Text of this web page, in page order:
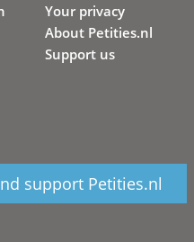
Your privacy
About Petities.nl
Support us
support Petities.nl